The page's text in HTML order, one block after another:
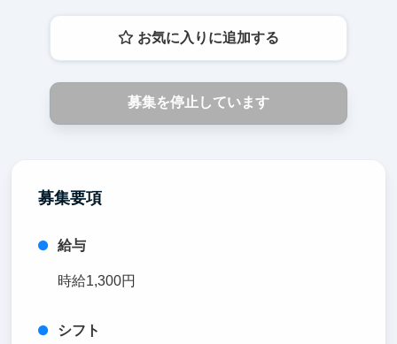
お気に入りに追加する
募集を停止しています
募集要項
給与
時給1,300円
シフト